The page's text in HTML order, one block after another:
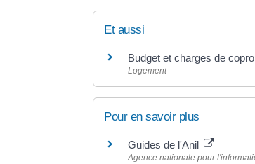
Et aussi
Budget et charges de
Logement
Pour en savoir plus
Guides de l'Anil
Agence nationale pour